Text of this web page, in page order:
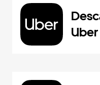
Uber